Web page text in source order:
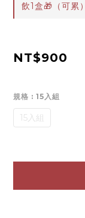
飲1盒🎁（可累）
NT$900
規格 : 15入組
15入組